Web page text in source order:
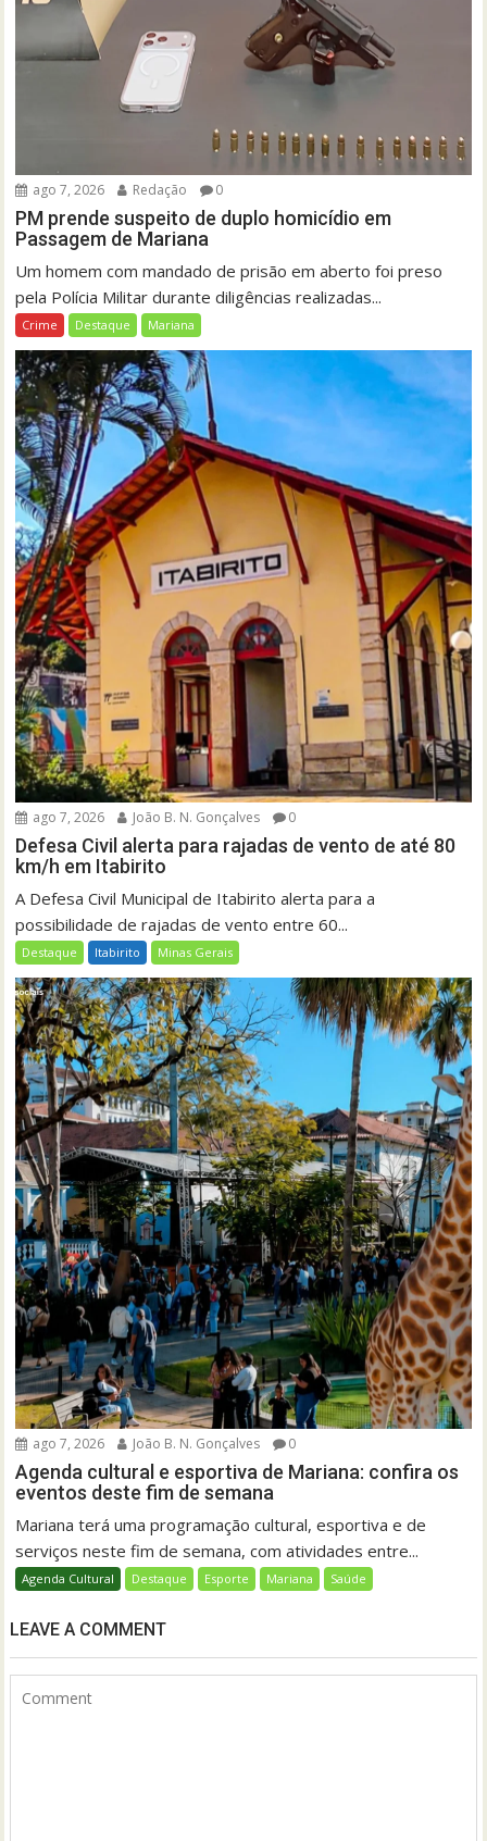
ago 7, 2026 Redação 0
PM prende suspeito de duplo homicídio em
Passagem de Mariana
Um homem com mandado de prisão em aberto foi preso
pela Polícia Militar durante diligências realizadas...
Crime Destaque Mariana
ago 7, 2026 João B. N. Gonçalves 0
Defesa Civil alerta para rajadas de vento de até 80
km/h em Itabirito
A Defesa Civil Municipal de Itabirito alerta para a
possibilidade de rajadas de vento entre 60...
Destaque Itabirito Minas Gerais
ago 7, 2026 João B. N. Gonçalves 0
Agenda cultural e esportiva de Mariana: confira os
eventos deste fim de semana
Mariana terá uma programação cultural, esportiva e de
serviços neste fim de semana, com atividades entre...
Agenda Cultural Destaque Esporte Mariana Saúde
LEAVE A COMMENT